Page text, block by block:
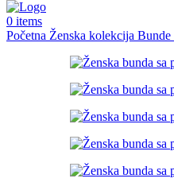
0 items
Početna Ženska kolekcija Bunde